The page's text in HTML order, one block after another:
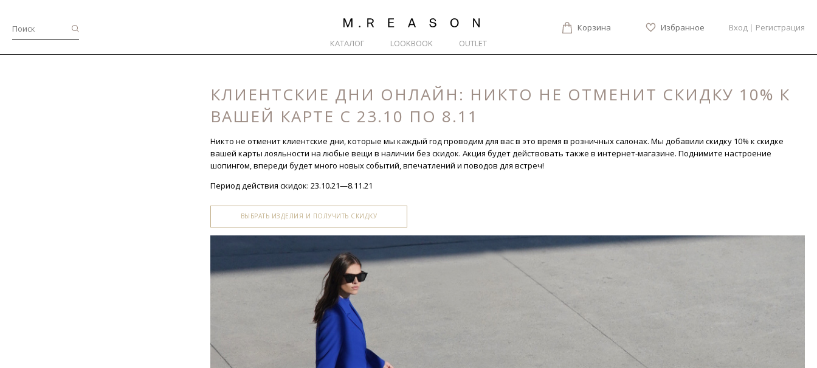
Корзина Избранное Вход | Регистрация
КАТАЛОГ
LOOKBOOK OUTLET
КЛИЕНТСКИЕ ДНИ ОНЛАЙН: НИКТО НЕ ОТМЕНИТ СКИДКУ 10% К
ВАШЕЙ КАРТЕ С 23.10 ПО 8.11
Никто не отменит клиентские дни, которые мы каждый год проводим для вас в это время в розничных салонах. Мы добавили скидку 10% к скидке
вашей карты лояльности на любые вещи в наличии без скидок. Акция будет действовать также в интернет-магазине. Поднимите настроение
шопингом, впереди будет много новых событий, впечатлений и поводов для встреч!
Период действия скидок: 23.10.21—8.11.21
ВЫБРАТЬ ИЗДЕЛИЯ И ПОЛУЧИТЬ СКИДКУ